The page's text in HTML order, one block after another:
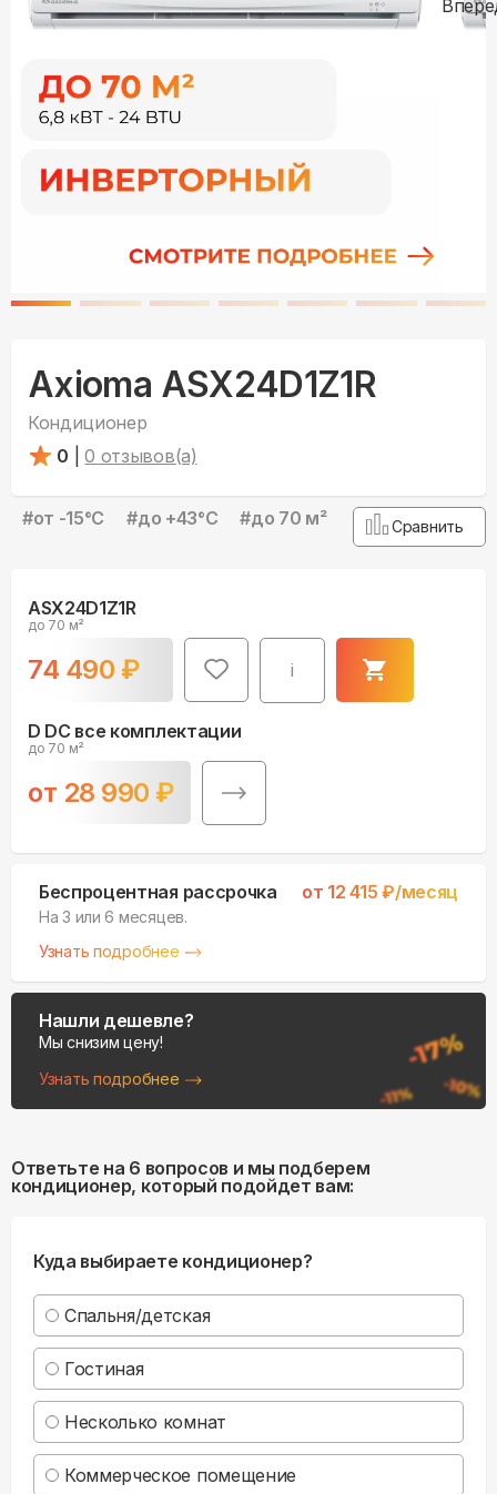
Axioma ASX24D1Z1R
Кондиционер
0
0 отзывов(а)
#от -15°С #до +43°С #до 70 м² Сравнить
ASX24D1Z1R
до 70 м²
74 490 ₽ i
D DC все комплектации
до 70 м²
от 28 990 ₽
Беспроцентная рассрочка от 12 415 ₽/месяц
На 3 или 6 месяцев.
Узнать подробнее
Нашли дешевле?
Мы снизим цену!
Узнать подробнее
Ответьте на 6 вопросов и мы подберем
кондиционер, который подойдет вам:
Куда выбираете кондиционер?
Спальня/детская
Гостиная
Несколько комнат
Коммерческое помещение